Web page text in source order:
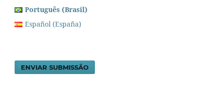
Português (Brasil)
Español (España)
ENVIAR SUBMISSÃO